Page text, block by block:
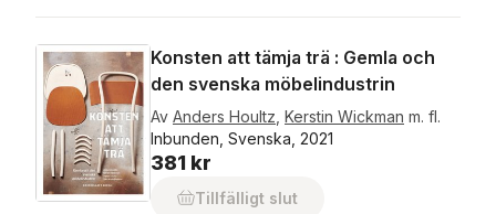
Konsten att tämja trä : Gemla och
den svenska möbelindustrin
Av Anders Houltz Kerstin Wickman m. fl.
Inbunden, Svenska, 2021
381 kr
Tillfälligt slut